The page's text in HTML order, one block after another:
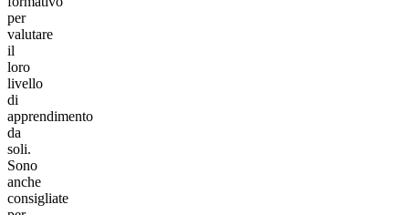
per
valutare
il
loro
livello
di
apprendimento
da
soli.
Sono
anche
consigliate